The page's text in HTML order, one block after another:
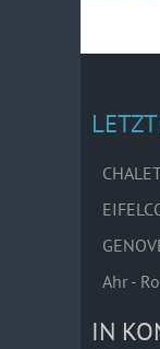
Ahr -
IN